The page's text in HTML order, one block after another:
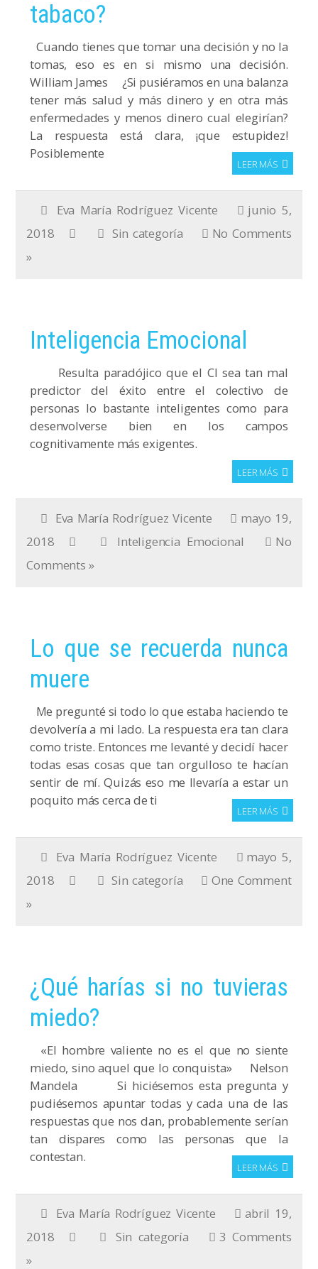
tabaco?
Cuando tienes que tomar una decisión y no la
tomas, eso es en si mismo una decisión.
William James ¿Si pusiéramos en una balanza
tener más salud y más dinero y en otra más
enfermedades y menos dinero cual elegirían?
La respuesta está clara, ¡que estupidez!
Posiblemente
LEER MÁS
Eva María Rodríguez Vicente
junio 5,
2018
Sin categoría
No Comments
»
Inteligencia Emocional
Resulta paradójico que el CI sea tan mal
predictor del éxito entre el colectivo de
personas lo bastante inteligentes como para
desenvolverse bien en los campos
cognitivamente más exigentes.
LEER MÁS
Eva María Rodríguez Vicente
mayo 19,
2018
Inteligencia Emocional
No
Comments »
Lo que se recuerda nunca
muere
Me pregunté si todo lo que estaba haciendo te
devolvería a mi lado. La respuesta era tan clara
como triste. Entonces me levanté y decidí hacer
todas esas cosas que tan orgulloso te hacían
sentir de mí. Quizás eso me llevaría a estar un
poquito más cerca de ti
LEER MÁS
Eva María Rodríguez Vicente
mayo 5,
2018
Sin categoría
One Comment
»
¿Qué harías si no tuvieras
miedo?
«El hombre valiente no es el que no siente
miedo, sino aquel que lo conquista» Nelson
Mandela Si hiciésemos esta pregunta y
pudiésemos apuntar todas y cada una de las
respuestas que nos dan, probablemente serían
tan dispares como las personas que la
contestan.
LEER MÁS
Eva María Rodríguez Vicente
abril 19,
2018
Sin categoría
3 Comments
»